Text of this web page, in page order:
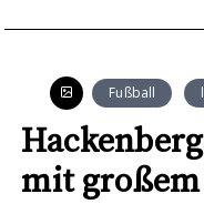
Fußball
mit